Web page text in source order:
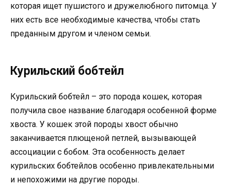
которая ищет пушистого и дружелюбного питомца. У
них есть все необходимые качества, чтобы стать
преданным другом и членом семьи.
Курильский бобтейл
Курильский бобтейл – это порода кошек, которая
получила свое название благодаря особенной форме
хвоста. У кошек этой породы хвост обычно
заканчивается плющеной петлей, вызывающей
ассоциации с бобом. Эта особенность делает
курильских бобтейлов особенно привлекательными
и непохожими на другие породы.